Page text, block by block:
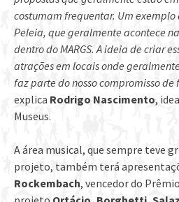
costumam frequentar. Um exemplo
Peleia, que geralmente acontece
dentro do MARGS. A ideia de criar
atrações em locais onde
faz parte do nosso compromisso
explica Rodrigo Nascimento,
Museus.
A área musical, que sempre teve
projeto, também terá
Rockembach, vencedor do